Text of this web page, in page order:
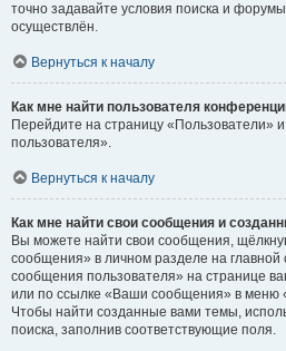
точно задавайте условия поиска и
осуществлён.
Вернуться к началу
Как мне найти пользователя
Перейдите на страницу «Пользователи»
пользователя».
Вернуться к началу
Как мне найти свои сообщения и
Вы можете найти свои сообщения,
сообщения» в личном разделе на главной
сообщения пользователя» на странице
или по ссылке «Ваши сообщения» в меню
Чтобы найти созданные вами темы,
поиска, заполнив соответствующие поля.